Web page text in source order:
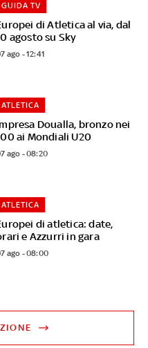
di Atletica al via, dal
agosto su Sky
GUIDA TV
ago - 12:41
Doualla, bronzo nei
ai Mondiali U20
ATLETICA
ago - 08:20
di atletica: date,
e Azzurri in gara
ATLETICA
ago - 08:00